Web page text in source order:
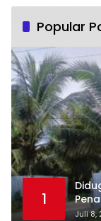
Popular
1
Juli 8,